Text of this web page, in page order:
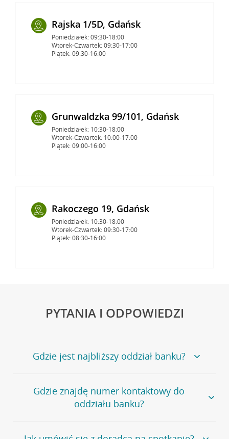
Rajska 1/5D, Gdańsk
Poniedziałek: 09:30-18:00
Wtorek-Czwartek: 09:30-17:00
Piątek: 09:30-16:00
Grunwaldzka 99/101, Gdańsk
Poniedziałek: 10:30-18:00
Wtorek-Czwartek: 10:00-17:00
Piątek: 09:00-16:00
Rakoczego 19, Gdańsk
Poniedziałek: 10:30-18:00
Wtorek-Czwartek: 09:30-17:00
Piątek: 08:30-16:00
PYTANIA I ODPOWIEDZI
Gdzie jest najbliższy oddział banku?
Jeśli szukasz oddziału naszego banku, zapraszamy na
stronęPlacówki i bankomaty, na której znajduje się
wygodna wyszukiwarka.
oddziałów
Gdzie znajdę numer kontaktowy do
oddziału banku?
Bank Credit Agricole nie udostępnia ogólnego numeru